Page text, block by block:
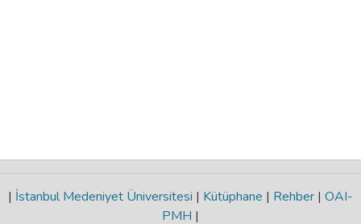
| İstanbul Medeniyet Üniversitesi | Kütüphane | Rehber | OAI-
PMH |